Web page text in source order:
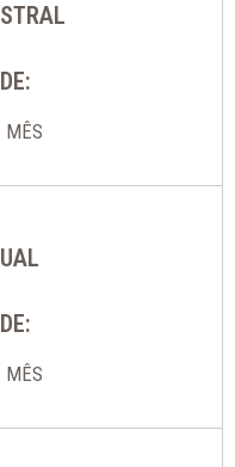
MÊS
MÊS